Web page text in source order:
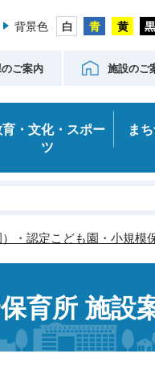
背景色
ご案内 施設のご
・文化・スポー
ツ
ま
・認定こども園・小規模
育所 施設